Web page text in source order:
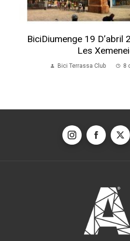
BiciDiumenge 19 D’abril
Les
Bici Terrassa Club 8